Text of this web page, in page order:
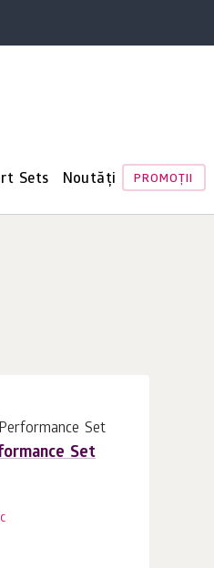
Sets Noutăți PROMOŢII
Set